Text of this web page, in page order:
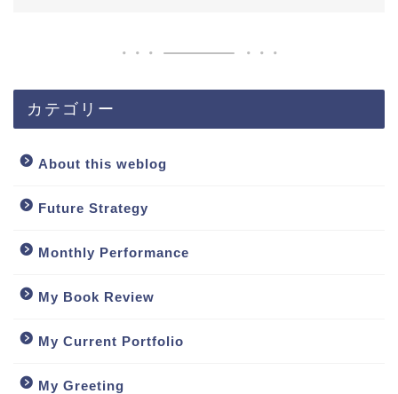
カテゴリー
About this weblog
Future Strategy
Monthly Performance
My Book Review
My Current Portfolio
My Greeting